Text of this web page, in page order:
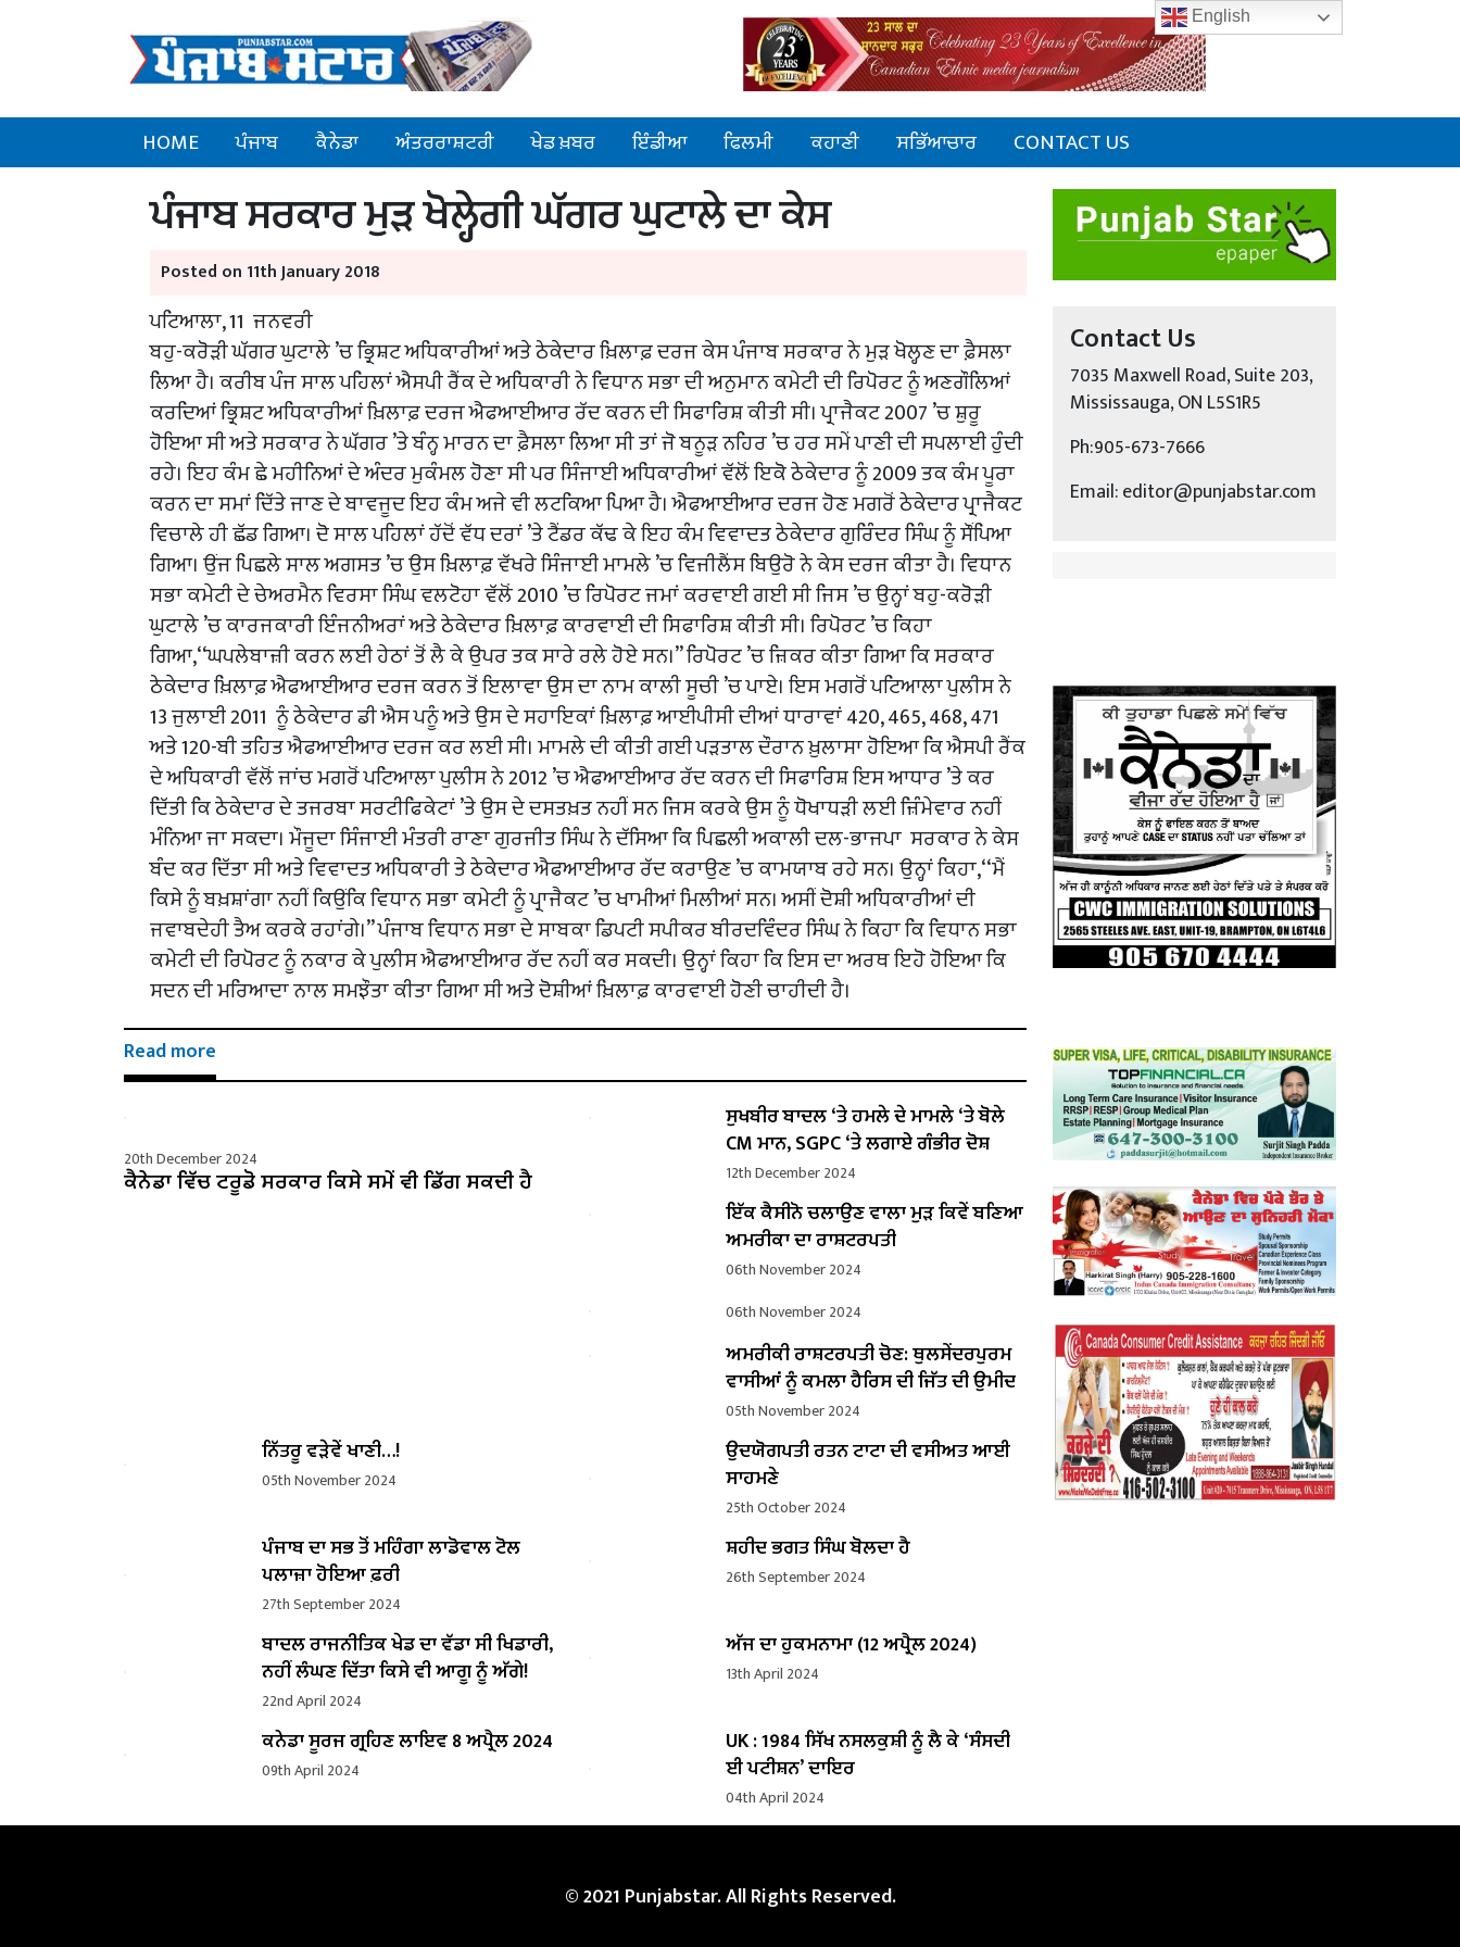
HOME ਪੰਜਾਬ ਕੈਨੇਡਾ ਅੰਤਰਰਾਸ਼ਟਰੀ ਖੇਡ ਖ਼ਬਰ ਇੰਡੀਆ ਫਿਲਮੀ ਕਹਾਣੀ ਸਭਿੱਆਚਾਰ CONTACT US
ਪੰਜਾਬ ਸਰਕਾਰ ਮੁੜ ਖੋਲ੍ਹੇਗੀ ਘੱਗਰ ਘੁਟਾਲੇ ਦਾ ਕੇਸ
Posted on 11th January 2018
ਪਟਿਆਲਾ, 11 ਜਨਵਰੀ
ਬਹੁ-ਕਰੋੜੀ ਘੱਗਰ ਘੁਟਾਲੇ ’ਚ ਭ੍ਰਿਸ਼ਟ ਅਧਿਕਾਰੀਆਂ ਅਤੇ ਠੇਕੇਦਾਰ ਖ਼ਿਲਾਫ਼ ਦਰਜ ਕੇਸ ਪੰਜਾਬ ਸਰਕਾਰ ਨੇ ਮੁੜ ਖੋਲ੍ਹਣ ਦਾ ਫ਼ੈਸਲਾ
ਲਿਆ ਹੈ। ਕਰੀਬ ਪੰਜ ਸਾਲ ਪਹਿਲਾਂ ਐਸਪੀ ਰੈਂਕ ਦੇ ਅਧਿਕਾਰੀ ਨੇ ਵਿਧਾਨ ਸਭਾ ਦੀ ਅਨੁਮਾਨ ਕਮੇਟੀ ਦੀ ਰਿਪੋਰਟ ਨੂੰ ਅਣਗੌਲਿਆਂ
ਕਰਦਿਆਂ ਭ੍ਰਿਸ਼ਟ ਅਧਿਕਾਰੀਆਂ ਖ਼ਿਲਾਫ਼ ਦਰਜ ਐਫਆਈਆਰ ਰੱਦ ਕਰਨ ਦੀ ਸਿਫਾਰਿਸ਼ ਕੀਤੀ ਸੀ। ਪ੍ਰਾਜੈਕਟ 2007 ’ਚ ਸ਼ੁਰੂ
ਹੋਇਆ ਸੀ ਅਤੇ ਸਰਕਾਰ ਨੇ ਘੱਗਰ ’ਤੇ ਬੰਨ੍ਹ ਮਾਰਨ ਦਾ ਫ਼ੈਸਲਾ ਲਿਆ ਸੀ ਤਾਂ ਜੋ ਬਨੂੜ ਨਹਿਰ ’ਚ ਹਰ ਸਮੇਂ ਪਾਣੀ ਦੀ ਸਪਲਾਈ ਹੁੰਦੀ
ਰਹੇ। ਇਹ ਕੰਮ ਛੇ ਮਹੀਨਿਆਂ ਦੇ ਅੰਦਰ ਮੁਕੰਮਲ ਹੋਣਾ ਸੀ ਪਰ ਸਿੰਜਾਈ ਅਧਿਕਾਰੀਆਂ ਵੱਲੋਂ ਇਕੋ ਠੇਕੇਦਾਰ ਨੂੰ 2009 ਤਕ ਕੰਮ ਪੂਰਾ
ਕਰਨ ਦਾ ਸਮਾਂ ਦਿੱਤੇ ਜਾਣ ਦੇ ਬਾਵਜੂਦ ਇਹ ਕੰਮ ਅਜੇ ਵੀ ਲਟਕਿਆ ਪਿਆ ਹੈ। ਐਫਆਈਆਰ ਦਰਜ ਹੋਣ ਮਗਰੋਂ ਠੇਕੇਦਾਰ ਪ੍ਰਾਜੈਕਟ
ਵਿਚਾਲੇ ਹੀ ਛੱਡ ਗਿਆ। ਦੋ ਸਾਲ ਪਹਿਲਾਂ ਹੱਦੋਂ ਵੱਧ ਦਰਾਂ ’ਤੇ ਟੈਂਡਰ ਕੱਢ ਕੇ ਇਹ ਕੰਮ ਵਿਵਾਦਤ ਠੇਕੇਦਾਰ ਗੁਰਿੰਦਰ ਸਿੰਘ ਨੂੰ ਸੌਂਪਿਆ
ਗਿਆ। ਉਂਜ ਪਿਛਲੇ ਸਾਲ ਅਗਸਤ ’ਚ ਉਸ ਖ਼ਿਲਾਫ਼ ਵੱਖਰੇ ਸਿੰਜਾਈ ਮਾਮਲੇ ’ਚ ਵਿਜੀਲੈਂਸ ਬਿਉਰੋ ਨੇ ਕੇਸ ਦਰਜ ਕੀਤਾ ਹੈ। ਵਿਧਾਨ
ਸਭਾ ਕਮੇਟੀ ਦੇ ਚੇਅਰਮੈਨ ਵਿਰਸਾ ਸਿੰਘ ਵਲਟੋਹਾ ਵੱਲੋਂ 2010 ’ਚ ਰਿਪੋਰਟ ਜਮਾਂ ਕਰਵਾਈ ਗਈ ਸੀ ਜਿਸ ’ਚ ਉਨ੍ਹਾਂ ਬਹੁ-ਕਰੋੜੀ
ਘੁਟਾਲੇ ’ਚ ਕਾਰਜਕਾਰੀ ਇੰਜਨੀਅਰਾਂ ਅਤੇ ਠੇਕੇਦਾਰ ਖ਼ਿਲਾਫ਼ ਕਾਰਵਾਈ ਦੀ ਸਿਫਾਰਿਸ਼ ਕੀਤੀ ਸੀ। ਰਿਪੋਰਟ ’ਚ ਕਿਹਾ
ਗਿਆ,‘‘ਘਪਲੇਬਾਜ਼ੀ ਕਰਨ ਲਈ ਹੇਠਾਂ ਤੋਂ ਲੈ ਕੇ ਉਪਰ ਤਕ ਸਾਰੇ ਰਲੇ ਹੋਏ ਸਨ।’’ ਰਿਪੋਰਟ ’ਚ ਜ਼ਿਕਰ ਕੀਤਾ ਗਿਆ ਕਿ ਸਰਕਾਰ
ਠੇਕੇਦਾਰ ਖ਼ਿਲਾਫ਼ ਐਫਆਈਆਰ ਦਰਜ ਕਰਨ ਤੋਂ ਇਲਾਵਾ ਉਸ ਦਾ ਨਾਮ ਕਾਲੀ ਸੂਚੀ ’ਚ ਪਾਏ। ਇਸ ਮਗਰੋਂ ਪਟਿਆਲਾ ਪੁਲੀਸ ਨੇ
13 ਜੁਲਾਈ 2011 ਨੂੰ ਠੇਕੇਦਾਰ ਡੀ ਐਸ ਪਨੂੰ ਅਤੇ ਉਸ ਦੇ ਸਹਾਇਕਾਂ ਖ਼ਿਲਾਫ਼ ਆਈਪੀਸੀ ਦੀਆਂ ਧਾਰਾਵਾਂ 420, 465, 468, 471
ਅਤੇ 120-ਬੀ ਤਹਿਤ ਐਫਆਈਆਰ ਦਰਜ ਕਰ ਲਈ ਸੀ। ਮਾਮਲੇ ਦੀ ਕੀਤੀ ਗਈ ਪੜਤਾਲ ਦੌਰਾਨ ਖ਼ੁਲਾਸਾ ਹੋਇਆ ਕਿ ਐਸਪੀ ਰੈਂਕ
ਦੇ ਅਧਿਕਾਰੀ ਵੱਲੋਂ ਜਾਂਚ ਮਗਰੋਂ ਪਟਿਆਲਾ ਪੁਲੀਸ ਨੇ 2012 ’ਚ ਐਫਆਈਆਰ ਰੱਦ ਕਰਨ ਦੀ ਸਿਫਾਰਿਸ਼ ਇਸ ਆਧਾਰ ’ਤੇ ਕਰ
ਦਿੱਤੀ ਕਿ ਠੇਕੇਦਾਰ ਦੇ ਤਜਰਬਾ ਸਰਟੀਫਿਕੇਟਾਂ ’ਤੇ ਉਸ ਦੇ ਦਸਤਖ਼ਤ ਨਹੀਂ ਸਨ ਜਿਸ ਕਰਕੇ ਉਸ ਨੂੰ ਧੋਖਾਧੜੀ ਲਈ ਜ਼ਿੰਮੇਵਾਰ ਨਹੀਂ
ਮੰਨਿਆ ਜਾ ਸਕਦਾ। ਮੌਜੂਦਾ ਸਿੰਜਾਈ ਮੰਤਰੀ ਰਾਣਾ ਗੁਰਜੀਤ ਸਿੰਘ ਨੇ ਦੱਸਿਆ ਕਿ ਪਿਛਲੀ ਅਕਾਲੀ ਦਲ-ਭਾਜਪਾ ਸਰਕਾਰ ਨੇ ਕੇਸ
ਬੰਦ ਕਰ ਦਿੱਤਾ ਸੀ ਅਤੇ ਵਿਵਾਦਤ ਅਧਿਕਾਰੀ ਤੇ ਠੇਕੇਦਾਰ ਐਫਆਈਆਰ ਰੱਦ ਕਰਾਉਣ ’ਚ ਕਾਮਯਾਬ ਰਹੇ ਸਨ। ਉਨ੍ਹਾਂ ਕਿਹਾ,‘‘ਮੈਂ
ਕਿਸੇ ਨੂੰ ਬਖ਼ਸ਼ਾਂਗਾ ਨਹੀਂ ਕਿਉਂਕਿ ਵਿਧਾਨ ਸਭਾ ਕਮੇਟੀ ਨੂੰ ਪ੍ਰਾਜੈਕਟ ’ਚ ਖਾਮੀਆਂ ਮਿਲੀਆਂ ਸਨ। ਅਸੀਂ ਦੋਸ਼ੀ ਅਧਿਕਾਰੀਆਂ ਦੀ
ਜਵਾਬਦੇਹੀ ਤੈਅ ਕਰਕੇ ਰਹਾਂਗੇ।’’ ਪੰਜਾਬ ਵਿਧਾਨ ਸਭਾ ਦੇ ਸਾਬਕਾ ਡਿਪਟੀ ਸਪੀਕਰ ਬੀਰਦਵਿੰਦਰ ਸਿੰਘ ਨੇ ਕਿਹਾ ਕਿ ਵਿਧਾਨ ਸਭਾ
ਕਮੇਟੀ ਦੀ ਰਿਪੋਰਟ ਨੂੰ ਨਕਾਰ ਕੇ ਪੁਲੀਸ ਐਫਆਈਆਰ ਰੱਦ ਨਹੀਂ ਕਰ ਸਕਦੀ। ਉਨ੍ਹਾਂ ਕਿਹਾ ਕਿ ਇਸ ਦਾ ਅਰਥ ਇਹੋ ਹੋਇਆ ਕਿ
ਸਦਨ ਦੀ ਮਰਿਆਦਾ ਨਾਲ ਸਮਝੌਤਾ ਕੀਤਾ ਗਿਆ ਸੀ ਅਤੇ ਦੋਸ਼ੀਆਂ ਖ਼ਿਲਾਫ਼ ਕਾਰਵਾਈ ਹੋਣੀ ਚਾਹੀਦੀ ਹੈ।
Read more
20th December 2024
ਕੈਨੇਡਾ ਵਿੱਚ ਟਰੂਡੋ ਸਰਕਾਰ ਕਿਸੇ ਸਮੇਂ ਵੀ ਡਿੱਗ ਸਕਦੀ ਹੈ
ਸੁਖਬੀਰ ਬਾਦਲ ‘ਤੇ ਹਮਲੇ ਦੇ ਮਾਮਲੇ ‘ਤੇ ਬੋਲੇ ​​
CM ਮਾਨ, SGPC ‘ਤੇ ਲਗਾਏ ਗੰਭੀਰ ਦੋਸ਼
12th December 2024
ਇੱਕ ਕੈਸੀਨੋ ਚਲਾਉਣ ਵਾਲਾ ਮੁੜ ਕਿਵੇਂ ਬਣਿਆ
ਅਮਰੀਕਾ ਦਾ ਰਾਸ਼ਟਰਪਤੀ
06th November 2024
06th November 2024
ਅਮਰੀਕੀ ਰਾਸ਼ਟਰਪਤੀ ਚੋਣ: ਥੁਲਸੇਂਦਰਪੁਰਮ
ਵਾਸੀਆਂ ਨੂੰ ਕਮਲਾ ਹੈਰਿਸ ਦੀ ਜਿੱਤ ਦੀ ਉਮੀਦ
05th November 2024
ਨਿੱਤਰੂ ਵੜੇਵੇਂ ਖਾਣੀ…!
05th November 2024
ਉਦਯੋਗਪਤੀ ਰਤਨ ਟਾਟਾ ਦੀ ਵਸੀਅਤ ਆਈ
ਸਾਹਮਣੇ
25th October 2024
ਪੰਜਾਬ ਦਾ ਸਭ ਤੋਂ ਮਹਿੰਗਾ ਲਾਡੋਵਾਲ ਟੋਲ
ਪਲਾਜ਼ਾ ਹੋਇਆ ਫ਼ਰੀ
27th September 2024
ਸ਼ਹੀਦ ਭਗਤ ਸਿੰਘ ਬੋਲਦਾ ਹੈ
26th September 2024
ਬਾਦਲ ਰਾਜਨੀਤਿਕ ਖੇਡ ਦਾ ਵੱਡਾ ਸੀ ਖਿਡਾਰੀ,
ਨਹੀਂ ਲੰਘਣ ਦਿੱਤਾ ਕਿਸੇ ਵੀ ਆਗੂ ਨੂੰ ਅੱਗੇ!
22nd April 2024
ਅੱਜ ਦਾ ਹੁਕਮਨਾਮਾ (12 ਅਪ੍ਰੈਲ 2024)
13th April 2024
ਕਨੇਡਾ ਸੂਰਜ ਗ੍ਰਹਿਣ ਲਾਇਵ 8 ਅਪ੍ਰੈਲ 2024
09th April 2024
UK : 1984 ਸਿੱਖ ਨਸਲਕੁਸ਼ੀ ਨੂੰ ਲੈ ਕੇ ‘ਸੰਸਦੀ
ਈ ਪਟੀਸ਼ਨ’ ਦਾਇਰ
04th April 2024
Contact Us
7035 Maxwell Road, Suite 203,
Mississauga, ON L5S1R5
Ph:905-673-7666
Email: editor@punjabstar.com
© 2021 Punjabstar. All Rights Reserved.
English